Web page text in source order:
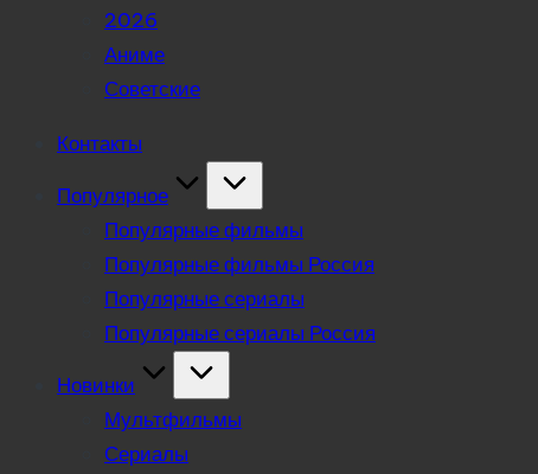
2026
Аниме
Советские
Контакты
Популярное
Популярные фильмы
Популярные фильмы Россия
Популярные сериалы
Популярные сериалы Россия
Новинки
Мультфильмы
Сериалы